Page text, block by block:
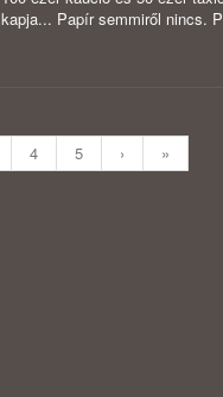
kapja... Papír semmiről nincs.
4 5 › »